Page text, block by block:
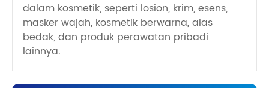
dalam kosmetik, seperti losion, krim, esens,
masker wajah, kosmetik berwarna, alas
bedak, dan produk perawatan pribadi
lainnya.